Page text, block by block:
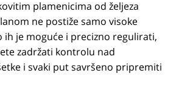
plamenicima od željeza
ne postiže samo visoke
je moguće i precizno regulirati,
zadržati kontrolu nad
i svaki put savršeno pripremiti